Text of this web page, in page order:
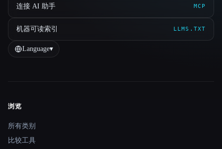
连接 AI 助手 MCP
机器可读索引 LLMS.TXT
Language▾
Site navigation
浏览
所有类别
比较工具